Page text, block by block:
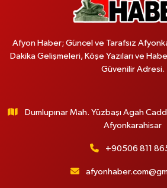
Afyon Haber; Güncel ve Tarafsız
Dakika Gelişmeleri, Köşe Yazıları ve
Güvenilir Adresi.
Dumlupınar Mah. Yüzbaşı Agah
Afyonkarahisar
+90506 811